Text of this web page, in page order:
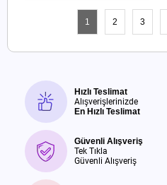
1 2 3
Hızlı Teslimat
Alışverişlerinizde
En Hızlı Teslimat
Güvenli Alışveriş
Tek Tıkla
Güvenli Alışveriş